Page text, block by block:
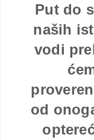
Put do
naših
vodi
od